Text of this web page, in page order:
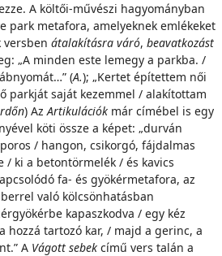
A költői-művészi hagyományban
park metafora, amelyeknek emlékeket
versben átalakításra váró, beavatkozást
„A minden este lemegy a parkba. /
(A.); „Kertet építettem női
parkját saját kezemmel / alakítottam
) AzArtikulációk már címébel is egy
köti össze a képet: „durván
/ hangon, csikorgó, fájdalmas
/ ki a betontörmelék / és kavics
fa- és gyökérmetafora, az
való kölcsönhatásban
kapaszkodva / egy kéz
hozzá tartozó kar, / majd a gerinc, a
A Vágott sebek című vers talán a